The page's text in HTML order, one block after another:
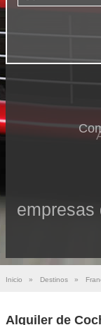
empresas
Inicio » Destinos »
Alquiler de